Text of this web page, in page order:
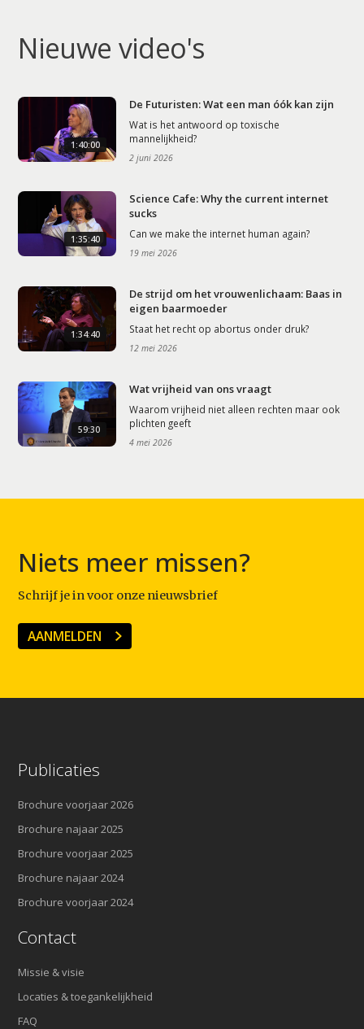
Nieuwe video's
1:40:00
De Futuristen: Wat een man óók kan zijn
Wat is het antwoord op toxische
mannelijkheid?
2 juni 2026
1:35:40
Science Cafe: Why the current internet
sucks
Can we make the internet human again?
19 mei 2026
1:34:40
De strijd om het vrouwenlichaam: Baas in
eigen baarmoeder
Staat het recht op abortus onder druk?
12 mei 2026
59:30
Wat vrijheid van ons vraagt
Waarom vrijheid niet alleen rechten maar ook
plichten geeft
4 mei 2026
Niets meer missen?
Schrijf je in voor onze nieuwsbrief
AANMELDEN
Publicaties
Brochure voorjaar 2026
Brochure najaar 2025
Brochure voorjaar 2025
Brochure najaar 2024
Brochure voorjaar 2024
Contact
Missie & visie
Locaties & toegankelijkheid
FAQ